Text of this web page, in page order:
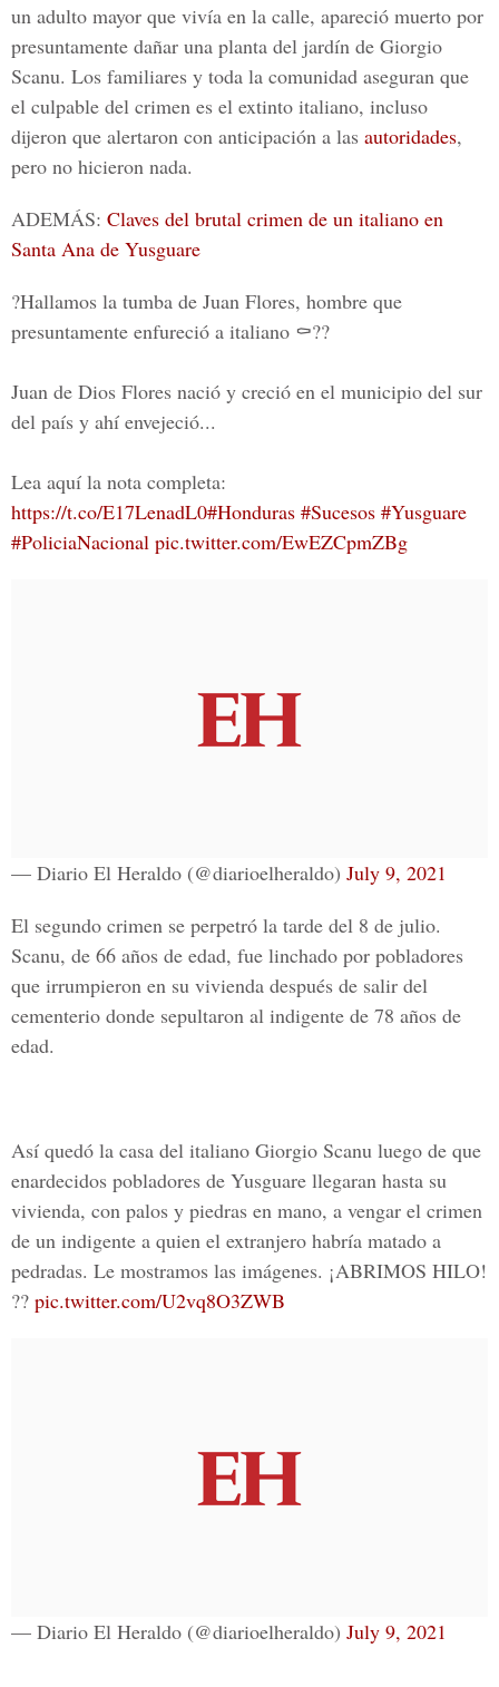
un adulto mayor que vivía en la calle, apareció muerto por
presuntamente dañar una planta del jardín de Giorgio
Scanu. Los familiares y toda la comunidad aseguran que
el culpable del crimen es el extinto italiano, incluso
dijeron que alertaron con anticipación a las autoridades,
pero no hicieron nada.
ADEMÁS: Claves del brutal crimen de un italiano en
Santa Ana de Yusguare
?Hallamos la tumba de Juan Flores, hombre que
presuntamente enfureció a italiano ⚰??
Juan de Dios Flores nació y creció en el municipio del sur
del país y ahí envejeció...
Lea aquí la nota completa:
https://t.co/E17LenadL0#Honduras #Sucesos #Yusguare
#PoliciaNacional pic.twitter.com/EwEZCpmZBg
— Diario El Heraldo (@diarioelheraldo) July 9, 2021
El segundo crimen se perpetró la tarde del 8 de julio.
Scanu, de 66 años de edad, fue linchado por pobladores
que irrumpieron en su vivienda después de salir del
cementerio donde sepultaron al indigente de 78 años de
edad.
Así quedó la casa del italiano Giorgio Scanu luego de que
enardecidos pobladores de Yusguare llegaran hasta su
vivienda, con palos y piedras en mano, a vengar el crimen
de un indigente a quien el extranjero habría matado a
pedradas. Le mostramos las imágenes. ¡ABRIMOS HILO!
?? pic.twitter.com/U2vq8O3ZWB
— Diario El Heraldo (@diarioelheraldo) July 9, 2021